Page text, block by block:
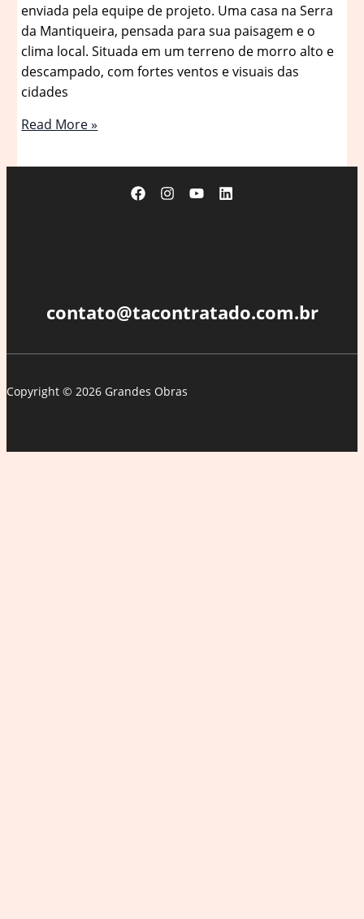
enviada pela equipe de projeto. Uma casa na Serra
da Mantiqueira, pensada para sua paisagem e o
clima local. Situada em um terreno de morro alto e
descampado, com fortes ventos e visuais das
cidades
Casa
/
Read More »
contato@tacontratado.com.br
Copyright © 2026 Grandes Obras